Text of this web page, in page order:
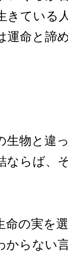
きている
運命と諦
生物と違
ならば、
命の実を
からない